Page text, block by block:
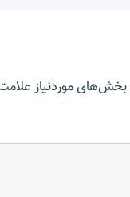
بخش‌های موردنیاز